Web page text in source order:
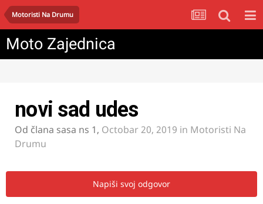
Motoristi Na Drumu
Moto Zajednica
novi sad udes
Od člana sasa ns 1, Octobar 20, 2019 in Motoristi Na
Drumu
Napiši svoj odgovor